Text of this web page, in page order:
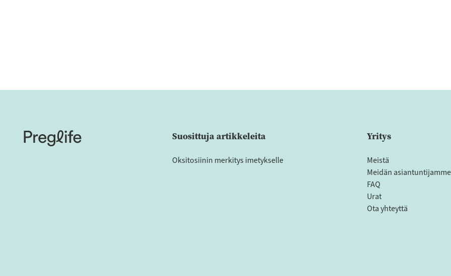
Suosittuja artikkeleita
Oksitosiinin merkitys imetykselle
Yritys
Meistä
Meidän asiantuntijamme
FAQ
Urat
Ota yhteyttä